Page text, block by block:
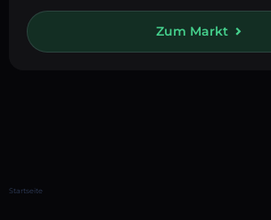
Zum Markt
Startseite